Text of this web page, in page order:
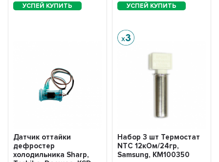
Датчик оттайки
дефростер
холодильника Sharp,
Набор 3 шт Термостат
NTC 12кОм/24гр,
Samsung, KM100350